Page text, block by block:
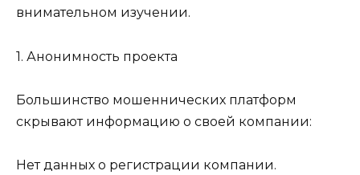
внимательном изучении.
1. Анонимность проекта
Большинство мошеннических платформ
скрывают информацию о своей компании:
Нет данных о регистрации компании.